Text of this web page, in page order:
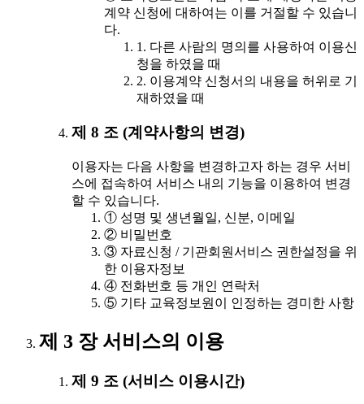
계약 신청에 대하여는 이를 거절할 수 있습니
다.
1. 다른 사람의 명의를 사용하여 이용신
청을 하였을 때
2. 이용계약 신청서의 내용을 허위로 기
재하였을 때
제 8 조 (계약사항의 변경)
이용자는 다음 사항을 변경하고자 하는 경우 서비
스에 접속하여 서비스 내의 기능을 이용하여 변경
할 수 있습니다.
① 성명 및 생년월일, 신분, 이메일
② 비밀번호
③ 자료신청 / 기관회원서비스 권한설정을 위
한 이용자정보
④ 전화번호 등 개인 연락처
⑤ 기타 교육정보원이 인정하는 경미한 사항
제 3 장 서비스의 이용
제 9 조 (서비스 이용시간)